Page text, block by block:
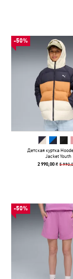
-50%
Детская куртка
Jacket Youth
2 990,00 ₴5
-50%